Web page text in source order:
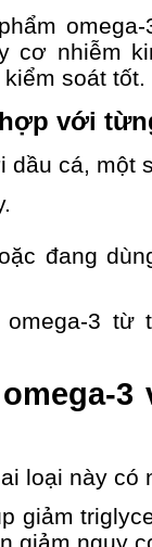
cơ nhiễm
soát tốt.
với
cá, một
đang
3
3
loại này
giảm
giảm nguy